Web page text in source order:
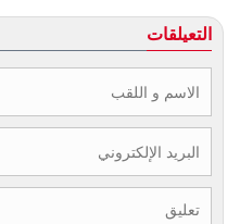
التعيلقات